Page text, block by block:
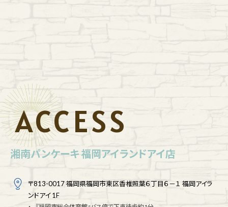
ACCESS
湘南パンケーキ 福岡アイランドアイ店
〒813-0017 福岡県福岡市東区香椎照葉６丁目６－１ 福岡アイラ
ンドアイ 1F